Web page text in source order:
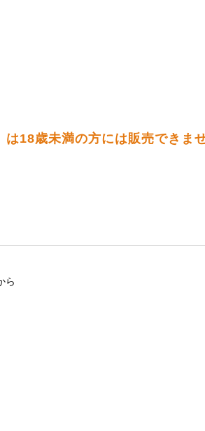
18歳未満の方には販売できま
ら